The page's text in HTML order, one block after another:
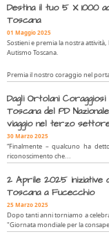
Destina il tuo 5 X 1000
Toscana
01 Maggio 2025
Sostieni e premia la nostra attività,
Autismo Toscana.
Premia il nostro coraggio nel
Dagli Ortolani Coraggiosi
Toscana del PD
viaggio nel terzo
30 Marzo 2025
“Finalmente – qualcuno ha
riconoscimento che...
2 Aprile 2025 iniziative
Toscana a Fucecchio
25 Marzo 2025
Dopo tanti anni torniamo a
"Giornata mondiale per la